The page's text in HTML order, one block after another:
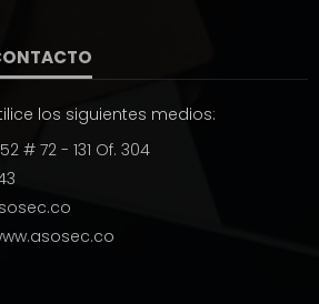
los siguientes medios:
# 72 - 131 Of. 304